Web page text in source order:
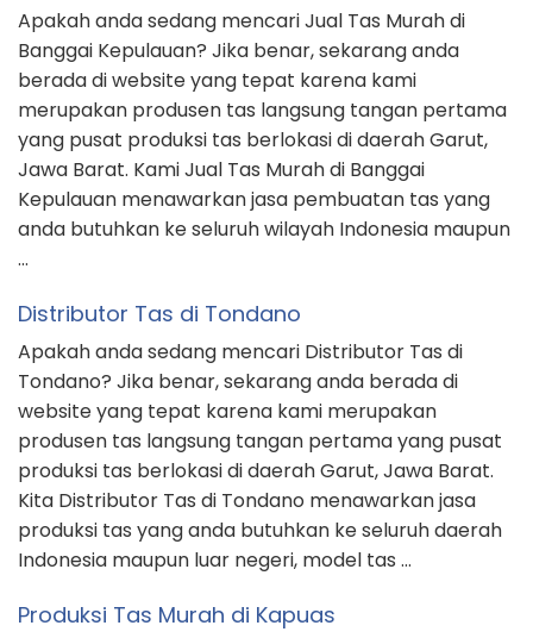
Apakah anda sedang mencari Jual Tas Murah di
Banggai Kepulauan? Jika benar, sekarang anda
berada di website yang tepat karena kami
merupakan produsen tas langsung tangan pertama
yang pusat produksi tas berlokasi di daerah Garut,
Jawa Barat. Kami Jual Tas Murah di Banggai
Kepulauan menawarkan jasa pembuatan tas yang
anda butuhkan ke seluruh wilayah Indonesia maupun
…
Distributor Tas di Tondano
Apakah anda sedang mencari Distributor Tas di
Tondano? Jika benar, sekarang anda berada di
website yang tepat karena kami merupakan
produsen tas langsung tangan pertama yang pusat
produksi tas berlokasi di daerah Garut, Jawa Barat.
Kita Distributor Tas di Tondano menawarkan jasa
produksi tas yang anda butuhkan ke seluruh daerah
Indonesia maupun luar negeri, model tas …
Produksi Tas Murah di Kapuas